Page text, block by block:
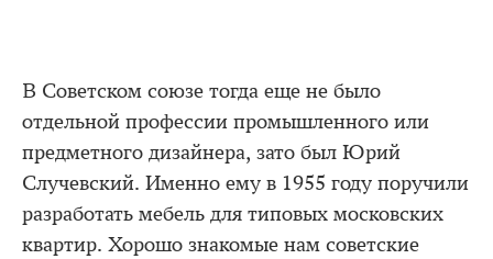
В Советском союзе тогда еще не было
отдельной профессии промышленного или
предметного дизайнера, зато был Юрий
Случевский. Именно ему в 1955 году поручили
разработать мебель для типовых московских
квартир. Хорошо знакомые нам советские